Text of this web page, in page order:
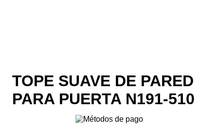
TOPE SUAVE DE PARED
PARA PUERTA N191-510